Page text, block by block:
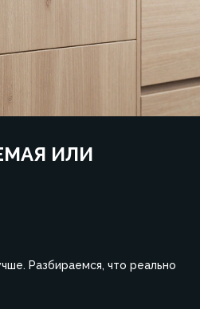
ИЛИ
Разбираемся, что реально